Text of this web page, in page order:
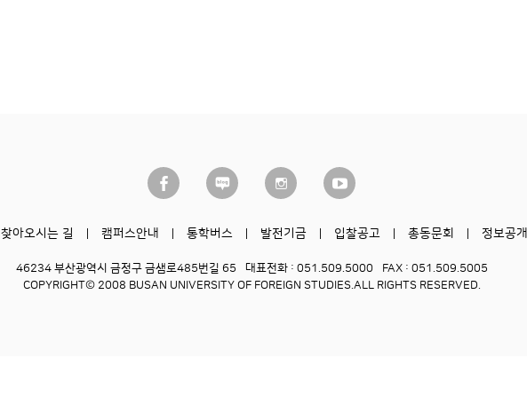
찾아오시는 길 캠퍼스안내 통학버스 발전기금 입찰공고 총동문회 정보공개
46234 부산광역시 금정구 금샘로485번길 65 대표전화 : 051.509.5000
FAX : 051.509.5005
COPYRIGHT© 2008 BUSAN UNIVERSITY OF FOREIGN STUDIES. ALL RIGHTS RESERVED.